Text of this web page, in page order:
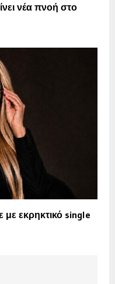
νέα πνοή στο
εκρηκτικό single